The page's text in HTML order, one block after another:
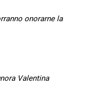
onorarne la
Valentina